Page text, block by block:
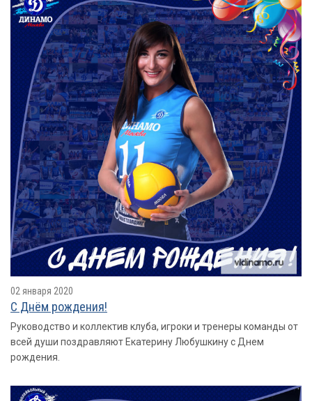
02 января 2020
С Днём рождения!
Руководство и коллектив клуба, игроки и тренеры команды от
всей души поздравляют Екатерину Любушкину с Днем
рождения.